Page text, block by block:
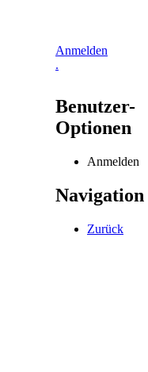
Anmelden
.
Benutzer-
Optionen
Anmelden
Navigation
Zurück